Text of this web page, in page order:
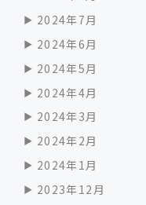
2024年7月
2024年6月
2024年5月
2024年4月
2024年3月
2024年2月
2024年1月
2023年12月